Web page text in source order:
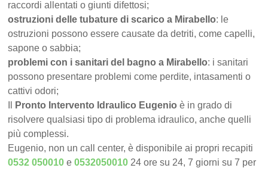
raccordi allentati o giunti difettosi;
ostruzioni delle tubature di scarico a Mirabello: le
ostruzioni possono essere causate da detriti, come capelli,
sapone o sabbia;
problemi con i sanitari del bagno a Mirabello: i sanitari
possono presentare problemi come perdite, intasamenti o
cattivi odori;
Pronto Intervento Idraulico Eugenio è in grado di
risolvere qualsiasi tipo di problema idraulico, anche quelli
più complessi.
Eugenio, non un call center, è disponibile ai propri recapiti
0532 050010 e0532050010 24 ore su 24, 7 giorni su 7 per